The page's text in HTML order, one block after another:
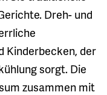
Dreh- und
Kinderbecken, der
sorgt. Die
zusammen mit